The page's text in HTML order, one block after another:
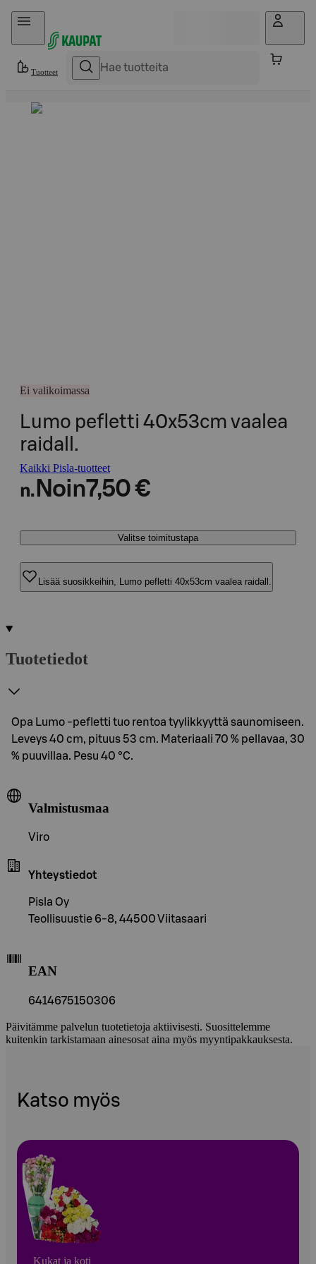
Hyppää sisältöön
Tuotteet
Ei valikoimassa
Lumo pefletti 40x53cm vaalea
raidall.
Kaikki Pisla-tuotteet
n. Noin7,50 €
Valitse toimitustapa
Lisää suosikkeihin, Lumo pefletti 40x53cm vaalea raidall.
Tuotetiedot
Opa Lumo -pefletti tuo rentoa tyylikkyyttä saunomiseen.
Leveys 40 cm, pituus 53 cm. Materiaali 70 % pellavaa, 30
% puuvillaa. Pesu 40 °C.
Valmistusmaa
Viro
Yhteystiedot
Pisla Oy
Teollisuustie 6-8, 44500 Viitasaari
EAN
6414675150306
Päivitämme palvelun tuotetietoja aktiivisesti. Suosittelemme
kuitenkin tarkistamaan ainesosat aina myös myyntipakkauksesta.
Katso myös
Kukat ja koti